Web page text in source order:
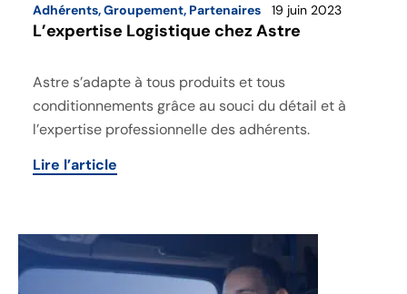
Adhérents,Groupement, Partenaires 19 juin 2023
L’expertise Logistique chez Astre
Astre s’adapte à tous produits et tous
conditionnements grâce au souci du détail et à
l’expertise professionnelle des adhérents.
Lire l’article